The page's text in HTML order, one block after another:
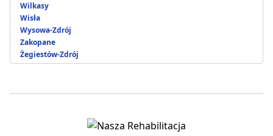
Wilkasy
Wisła
Wysowa-Zdrój
Zakopane
Żegiestów-Zdrój